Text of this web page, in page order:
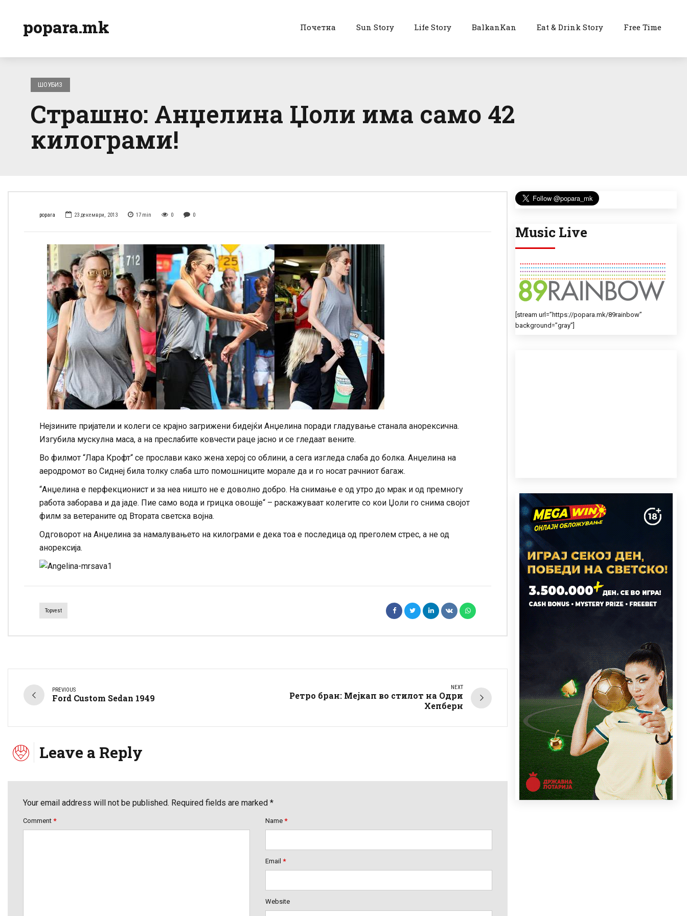
popara.mk Почетна Sun Story Life Story BalkanKan Eat & Drink Story Free Time
ШОУБИЗ
Страшно: Анџелина Џоли има само 42
килограми!
popara 23 декември, 2013 17 min 0 0
Нејзините пријатели и колеги се крајно загрижени бидејќи Анџелина поради гладување станала анорексична.
Изгубила мускулна маса, а на преслабите ковчести раце јасно и се гледаат вените.
Во филмот “Лара Крофт“ се прослави како жена херој со облини, а сега изгледа слаба до болка. Анџелина на
аеродромот во Сиднеј била толку слаба што помошниците морале да и го носат рачниот багаж.
“Анџелина е перфекционист и за неа ништо не е доволно добро. На снимање е од утро до мрак и од премногу
работа заборава и да јаде. Пие само вода и грицка овошје“ – раскажуваат колегите со кои Џоли го снима својот
филм за ветераните од Втората светска војна.
Одговорот на Анџелина за намалувањето на килограми е дека тоа е последица од преголем стрес, а не од
анорексија.
Topvest
PREVIOUS
Ford Custom Sedan 1949
NEXT
Ретро бран: Мејкап во стилот на Одри
Хепберн
Leave a Reply
Your email address will not be published. Required fields are marked *
Comment * Name *
Email *
Website
Music Live
[stream url=”https://popara.mk/89rainbow”
background=”gray”]